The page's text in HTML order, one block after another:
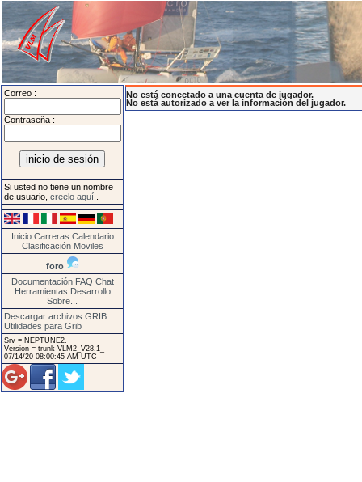
Correo :
Contraseña :
Si usted no tiene un nombre
de usuario, creelo aquí
Inicio Carreras Calendario
Clasificación Moviles
foro
Documentación FAQ Chat
Herramientas Desarrollo
Sobre...
Descargar archivos GRIB
Utilidades para Grib
Srv = NEPTUNE2.
Version = trunk VLM2_V28.1_
07/14/20 08:00:45 AM UTC
No está conectado a una cuenta de jugador.
No está autorizado a ver la información del jugador.